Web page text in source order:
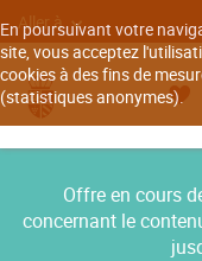
En poursuivant votre
site, vous acceptez
cookies à des fins de
(statistiques anonymes).
Aller à
Offre en cours
concernant le